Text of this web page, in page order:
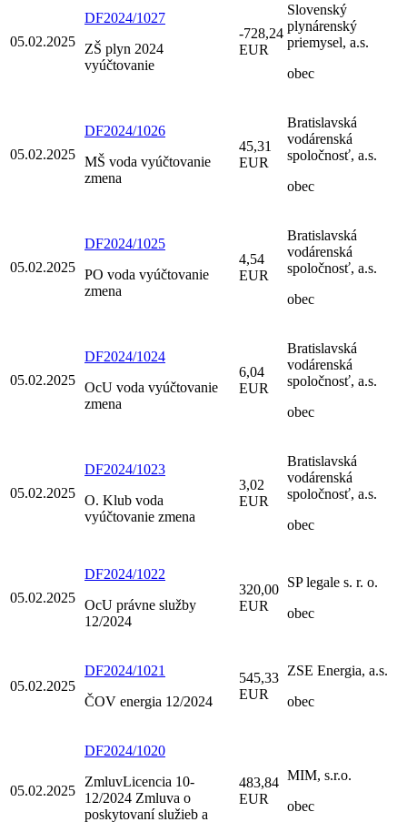
05.02.2025
DF2024/1027
ZŠ plyn 2024
vyúčtovanie
-728,24
EUR
Slovenský
plynárenský
priemysel, a.s.
obec
05.02.2025
DF2024/1026
MŠ voda vyúčtovanie
zmena
45,31
EUR
Bratislavská
vodárenská
spoločnosť, a.s.
obec
05.02.2025
DF2024/1025
PO voda vyúčtovanie
zmena
4,54
EUR
Bratislavská
vodárenská
spoločnosť, a.s.
obec
05.02.2025
DF2024/1024
OcU voda vyúčtovanie
zmena
6,04
EUR
Bratislavská
vodárenská
spoločnosť, a.s.
obec
05.02.2025
DF2024/1023
O. Klub voda
vyúčtovanie zmena
3,02
EUR
Bratislavská
vodárenská
spoločnosť, a.s.
obec
05.02.2025
DF2024/1022
OcU právne služby
12/2024
320,00
EUR
SP legale s. r. o.
obec
05.02.2025
DF2024/1021
ČOV energia 12/2024
545,33
EUR
ZSE Energia, a.s.
obec
05.02.2025
DF2024/1020
ZmluvLicencia 10-
12/2024 Zmluva o
poskytovaní služieb a
483,84
EUR
MIM, s.r.o.
obec